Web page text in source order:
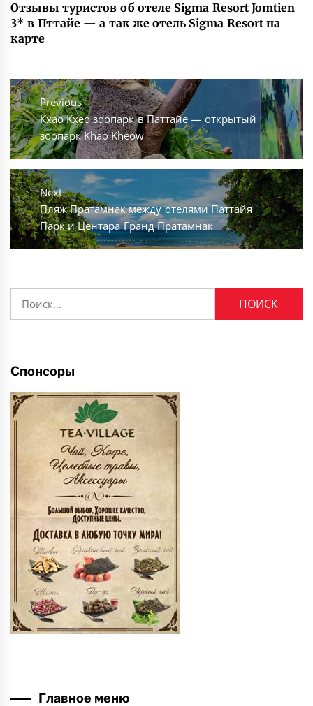
Отзывы туристов об отеле Sigma Resort Jomtien
3* в Пттайе — а так же отель Sigma Resort на
карте
Навигация
по
записям
Previous
Previous
post:
Кхао Кхео зоопарк в Паттайе — открытый
зоопарк Khao Kheow
Next
Next
post:
Пляж Пратамнак между отелями Паттайя
Парк и Центара Гранд Пратамнак
Найти:
Спонсоры
Главное меню